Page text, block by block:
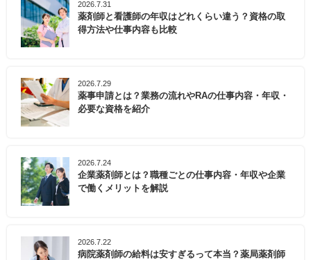
2026.7.31
薬剤師と看護師の年収はどれくらい違う？資格の取
得方法や仕事内容も比較
2026.7.29
薬事申請とは？業務の流れやRAの仕事内容・年収・
必要な資格を紹介
2026.7.24
企業薬剤師とは？職種ごとの仕事内容・年収や企業
で働くメリットを解説
2026.7.22
病院薬剤師の給料は安すぎるって本当？薬局薬剤師